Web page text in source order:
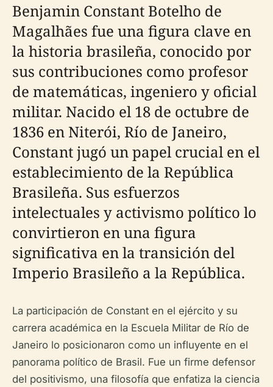
Benjamin Constant Botelho de
Magalhães fue una figura clave en
la historia brasileña, conocido por
sus contribuciones como profesor
de matemáticas, ingeniero y oficial
militar. Nacido el 18 de octubre de
1836 en Niterói, Río de Janeiro,
Constant jugó un papel crucial en el
establecimiento de la República
Brasileña. Sus esfuerzos
intelectuales y activismo político lo
convirtieron en una figura
significativa en la transición del
Imperio Brasileño a la República.
La participación de Constant en el ejército y su
carrera académica en la Escuela Militar de Río de
Janeiro lo posicionaron como un influyente en el
panorama político de Brasil. Fue un firme defensor
del positivismo, una filosofía que enfatiza la ciencia